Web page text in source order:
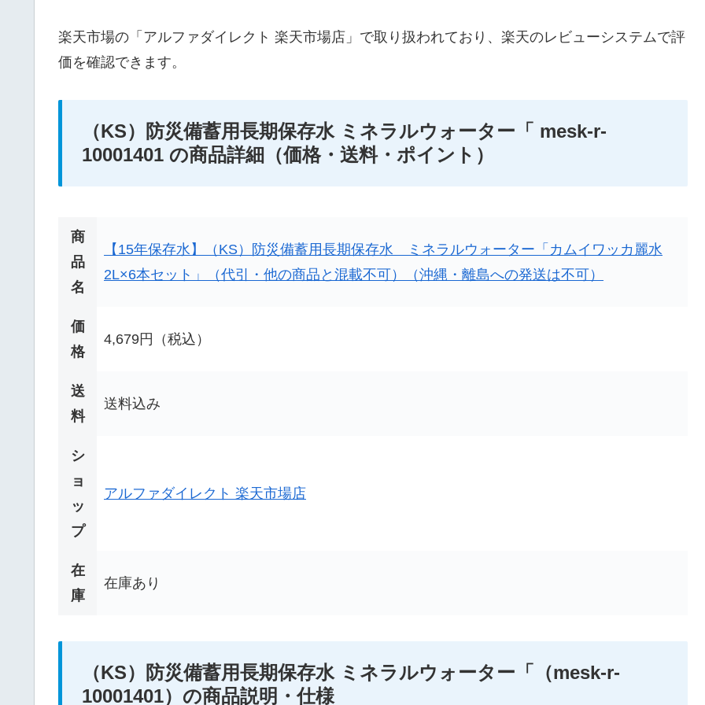
楽天市場の「アルファダイレクト 楽天市場店」で取り扱われており、楽天のレビューシステムで評
価を確認できます。
（KS）防災備蓄用長期保存水 ミネラルウォーター「 mesk-r-
10001401 の商品詳細（価格・送料・ポイント）
商
品
名
【15年保存水】（KS）防災備蓄用長期保存水 ミネラルウォーター「カムイワッカ麗水
2L×6本セット」（代引・他の商品と混載不可）（沖縄・離島への発送は不可）
価
格
4,679円（税込）
送
料
送料込み
シ
ョ
ッ
プ
アルファダイレクト 楽天市場店
在
庫
在庫あり
（KS）防災備蓄用長期保存水 ミネラルウォーター「（mesk-r-
10001401）の商品説明・仕様